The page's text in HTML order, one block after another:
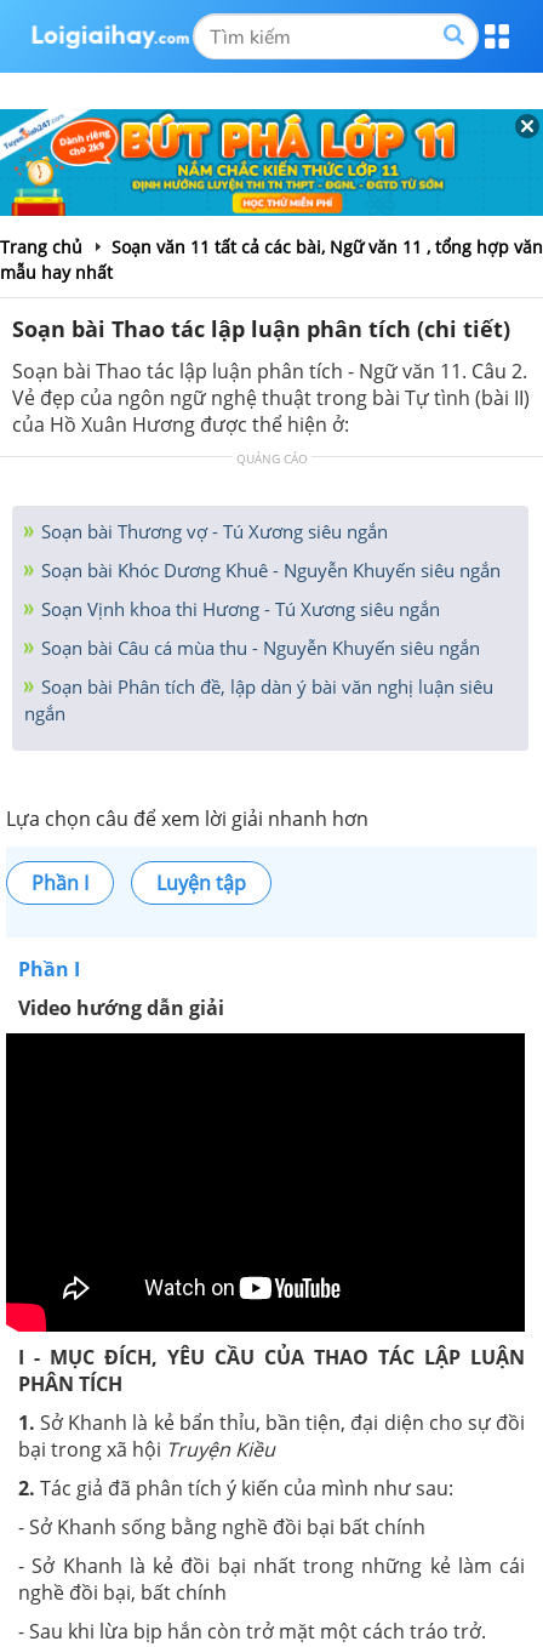
Trang chủ
Soạn văn 11 tất cả các bài, Ngữ văn 11 , tổng hợp văn
mẫu hay nhất
Soạn bài Thao tác lập luận phân tích (chi tiết)
Soạn bài Thao tác lập luận phân tích - Ngữ văn 11. Câu 2.
Vẻ đẹp của ngôn ngữ nghệ thuật trong bài Tự tình (bài II)
của Hồ Xuân Hương được thể hiện ở:
QUẢNG CÁO
Soạn bài Thương vợ - Tú Xương siêu ngắn
Soạn bài Khóc Dương Khuê - Nguyễn Khuyến siêu ngắn
Soạn Vịnh khoa thi Hương - Tú Xương siêu ngắn
Soạn bài Câu cá mùa thu - Nguyễn Khuyến siêu ngắn
Soạn bài Phân tích đề, lập dàn ý bài văn nghị luận siêu
ngắn
Lựa chọn câu để xem lời giải nhanh hơn
Phần I Luyện tập
Phần I
Video hướng dẫn giải
I - MỤC ĐÍCH, YÊU CẦU CỦA THAO TÁC LẬP LUẬN
PHÂN TÍCH
1. Sở Khanh là kẻ bẩn thỉu, bần tiện, đại diện cho sự đồi
bại trong xã hội Truyện Kiều
2. Tác giả đã phân tích ý kiến của mình như sau:
- Sở Khanh sống bằng nghề đồi bại bất chính
- Sở Khanh là kẻ đồi bại nhất trong những kẻ làm cái
nghề đồi bại, bất chính
- Sau khi lừa bịp hắn còn trở mặt một cách tráo trở.